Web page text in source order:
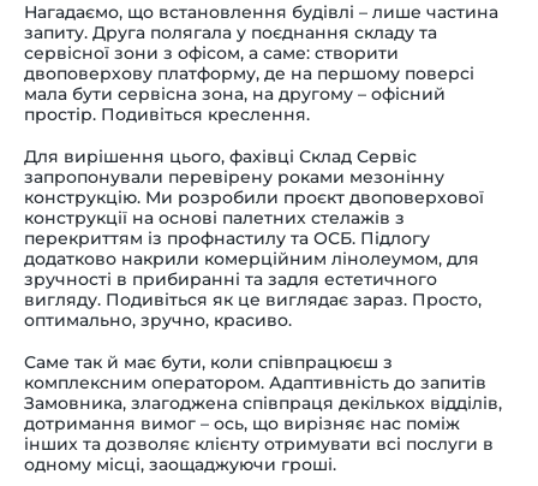
Нагадаємо, що встановлення будівлі – лише частина
запиту. Друга полягала у поєднання складу та
сервісної зони з офісом, а саме: створити
двоповерхову платформу, де на першому поверсі
мала бути сервісна зона, на другому – офісний
простір. Подивіться креслення.
Для вирішення цього, фахівці Склад Сервіс
запропонували перевірену роками мезонінну
конструкцію. Ми розробили проєкт двоповерхової
конструкції на основі палетних стелажів з
перекриттям із профнастилу та ОСБ. Підлогу
додатково накрили комерційним лінолеумом, для
зручності в прибиранні та задля естетичного
вигляду. Подивіться як це виглядає зараз. Просто,
оптимально, зручно, красиво.
Саме так й має бути, коли співпрацюєш з
комплексним оператором. Адаптивність до запитів
Замовника, злагоджена співпраця декількох відділів,
дотримання вимог – ось, що вирізняє нас поміж
інших та дозволяє клієнту отримувати всі послуги в
одному місці, заощаджуючи гроші.